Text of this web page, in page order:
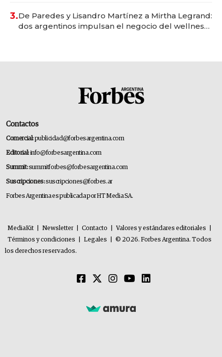
3.De Paredes y Lisandro Martínez a Mirtha Legrand:
dos argentinos impulsan el negocio del wellness
Contactos
Comercial:publicidad@forbesargentina.com
Editorial:info@forbesargentina.com
Summit:summitforbes@forbesargentina.com
Suscripciones:suscripciones@forbes.ar
Forbes Argentina es publicada por HT Media SA.
MediaKit Newsletter Contacto Valores y estándares editoriales
Términos y condiciones
Legales
© 2026. Forbes Argentina. Todos
los derechos reservados.